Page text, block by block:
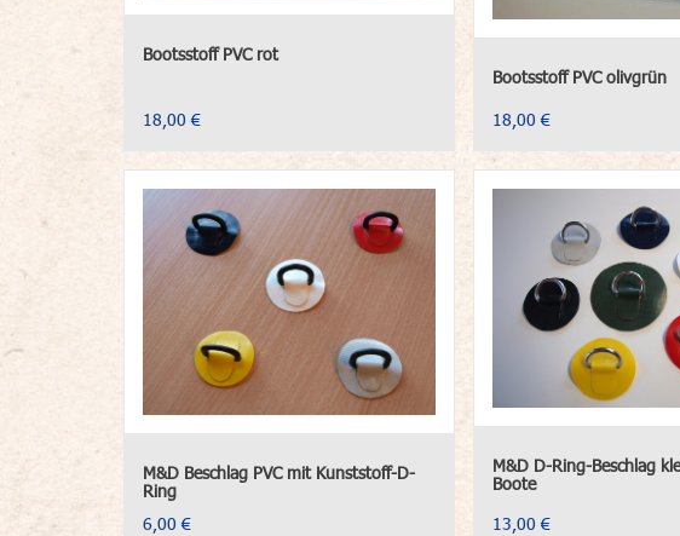
Bootsstoff PVC rot
18,00 €
Bootsstoff PVC olivgrün
18,00 €
M&D Beschlag PVC mit Kunststoff-D-
Ring
6,00 €
M&D D-Ring-Beschlag
Boote
13,00 €